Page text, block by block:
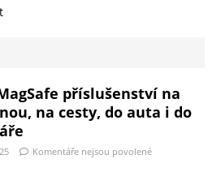
příslušenství na
na cesty, do auta i do
Komentáře nejsou povolené